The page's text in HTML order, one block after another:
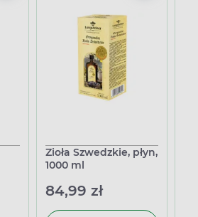
Zioła Szwedzkie, płyn,
1000 ml
84,99 zł